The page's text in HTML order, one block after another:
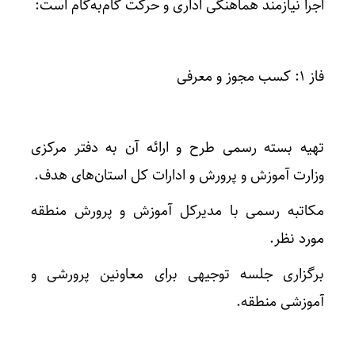
اجرا نیازمند هماهنگی اداری و حرکت گام‌به‌گام است:
فاز ۱: کسب مجوز و معرفی
تهیه بسته رسمی طرح و ارائه آن به دفتر مرکزی
وزارت آموزش و پرورش و ادارات کل استان‌های هدف.
مکاتبه رسمی با مدیرکل آموزش و پرورش منطقه
مورد نظر.
برگزاری جلسه توجیهی برای معاونین پرورشی و
آموزشی منطقه.